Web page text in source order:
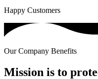
Happy Customers
Our Company Benefits
Mission is to